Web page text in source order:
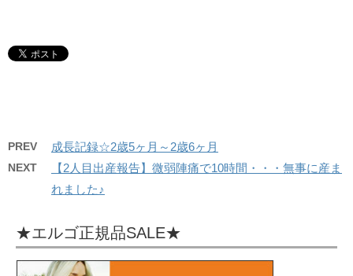
PREV 成長記録☆2歳5ヶ月～2歳6ヶ月
NEXT
【2人目出産報告】微弱陣痛で10時間・・・無事に産ま
れました♪
★エルゴ正規品SALE★